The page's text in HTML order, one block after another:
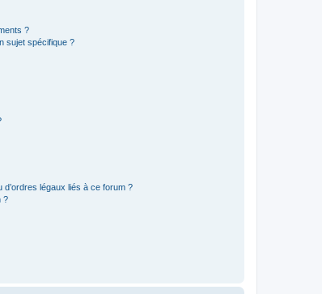
?
sujet spécifique ?
légaux liés à ce forum ?
?